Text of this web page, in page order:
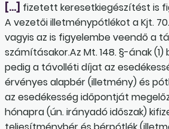
[…] fizetett keresetkiegészítést is
A vezetői illetménypótlékot a Kjt.
vagyis az is figyelembe veendő a
számításakor.Az Mt. 148. §-ának
pedig a távolléti díjat az
érvényes alapbér (illetmény) és
az esedékesség időpontját
hónapra (ún. irányadó időszak)